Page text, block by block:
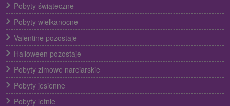
Pobyty świąteczne
Pobyty wielkanocne
Valentine pozostaje
Halloween pozostaje
Pobyty zimowe narciarskie
Pobyty jesienne
Pobyty letnie